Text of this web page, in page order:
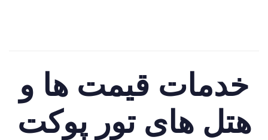
خدمات قیمت ها و
هتل های تور پوکت